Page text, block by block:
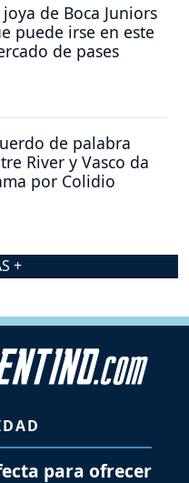
joya de Boca Juniors
puede irse en este
de pases
de palabra
River y Vasco da
por Colidio
+
para ofrecer